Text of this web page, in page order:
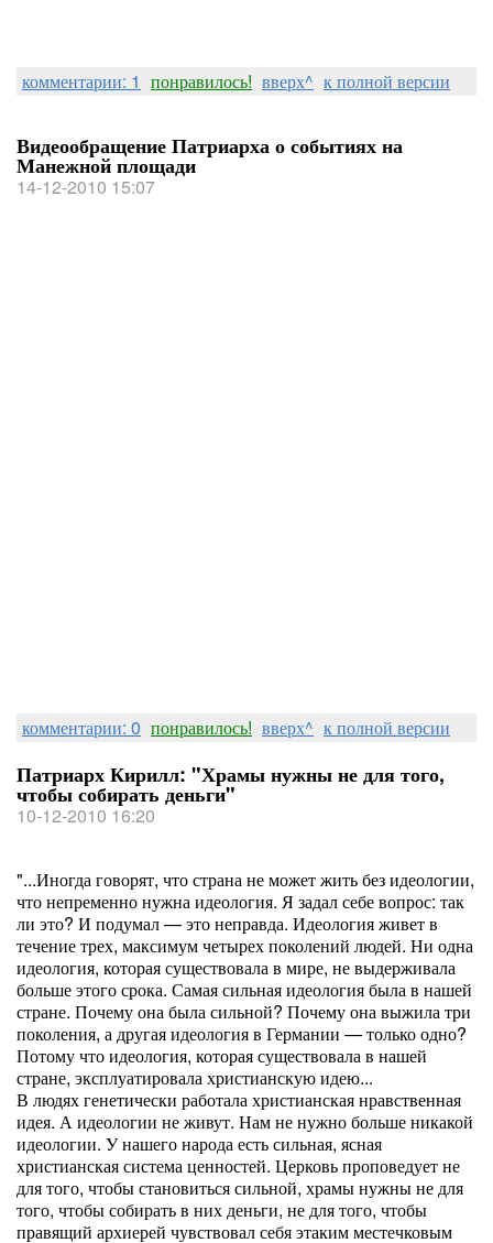
комментарии: 1 понравилось! вверх^ к полной версии
Видеообращение Патриарха о событиях на
Манежной площади
14-12-2010 15:07
комментарии: 0 понравилось! вверх^ к полной версии
Патриарх Кирилл: "Храмы нужны не для того,
чтобы собирать деньги"
10-12-2010 16:20
"...Иногда говорят, что страна не может жить без идеологии,
что непременно нужна идеология. Я задал себе вопрос: так
ли это? И подумал — это неправда. Идеология живет в
течение трех, максимум четырех поколений людей. Ни одна
идеология, которая существовала в мире, не выдерживала
больше этого срока. Самая сильная идеология была в нашей
стране. Почему она была сильной? Почему она выжила три
поколения, а другая идеология в Германии — только одно?
Потому что идеология, которая существовала в нашей
стране, эксплуатировала христианскую идею...
В людях генетически работала христианская нравственная
идея. А идеологии не живут. Нам не нужно больше никакой
идеологии. У нашего народа есть сильная, ясная
христианская система ценностей. Церковь проповедует не
для того, чтобы становиться сильной, храмы нужны не для
того, чтобы собирать в них деньги, не для того, чтобы
правящий архиерей чувствовал себя этаким местечковым